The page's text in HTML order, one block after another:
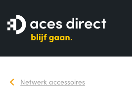
Netwerk accessoires